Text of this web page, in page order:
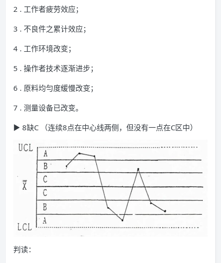
2 . 工作者疲劳效应；
3 . 不良件之累计效应；
4 . 工作环境改变；
5 . 操作者技术逐渐进步；
6 . 原料均勻度缓慢改变；
7 . 测量设备已改变。
▶ 8缺C （连续8点在中心线两侧，但没有一点在C区中）
判读：